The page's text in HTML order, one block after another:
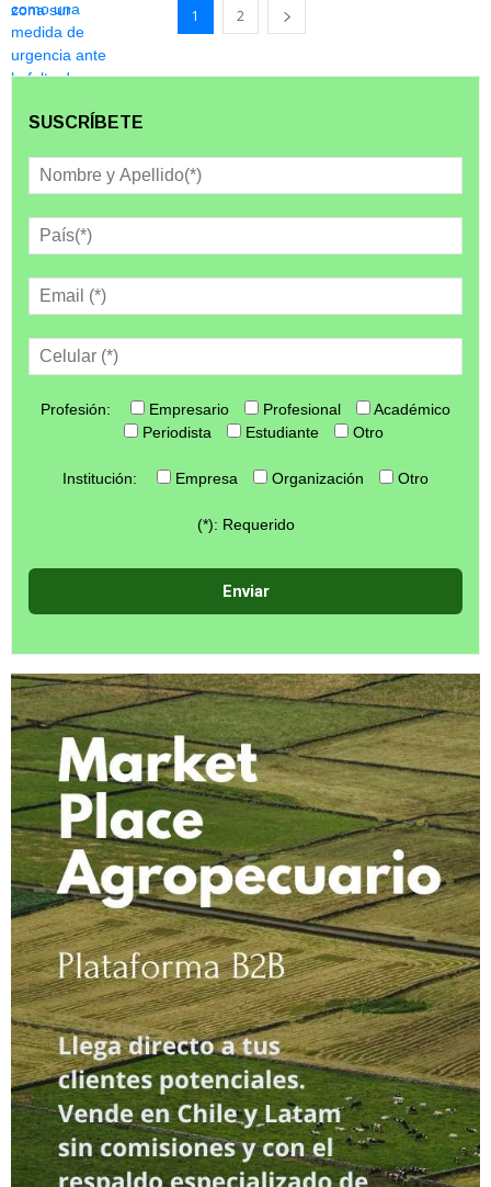
1 2
SUSCRÍBETE
Profesión: Empresario Profesional
Académico
Periodista
Estudiante Otro
Institución: Empresa Organización Otro
(*): Requerido